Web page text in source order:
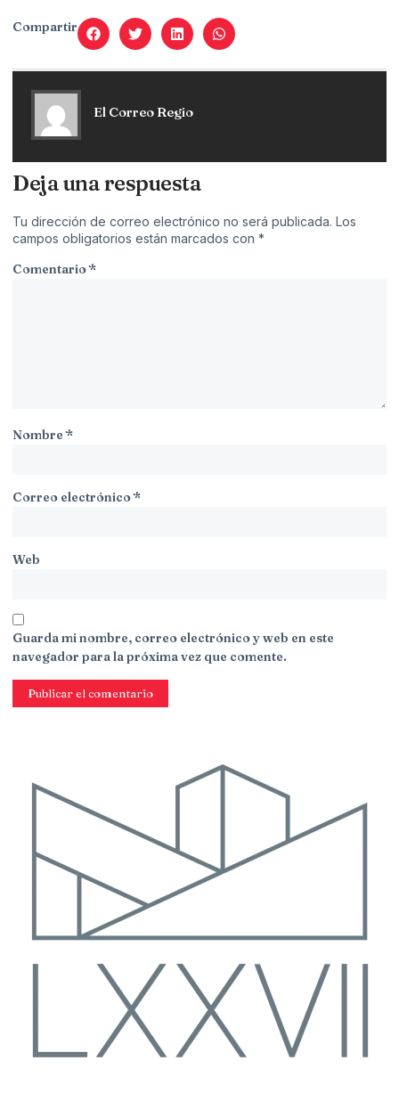
Compartir
El Correo Regio
Deja una respuesta
Tu dirección de correo electrónico no será publicada. Los
campos obligatorios están marcados con *
Comentario*
Nombre*
Correo electrónico*
Web
Guarda mi nombre, correo electrónico y web en este
navegador para la próxima vez que comente.